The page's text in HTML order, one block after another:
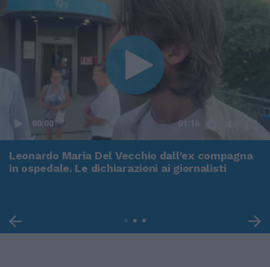
00:00 01:16
Leonardo Maria Del Vecchio dall'ex compagna
in ospedale. Le dichiarazioni ai giornalisti